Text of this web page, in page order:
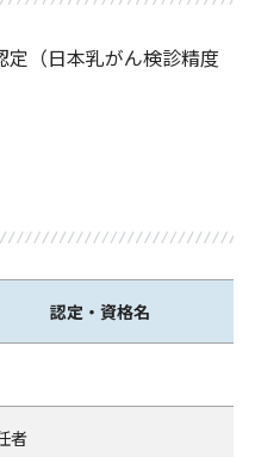
（日本乳がん検診精度
認定・資格名
者